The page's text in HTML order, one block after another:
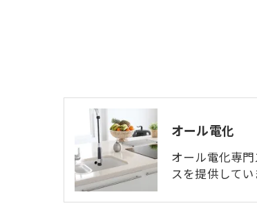
オール電化
オール電化専
スを提供して